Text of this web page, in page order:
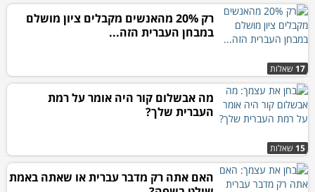
17 שאלות
רק 20% מהאנשים מקבלים ציון מושלם
במבחן העברית הזה...
15 שאלות
מה אבשלום קור היה אומר על רמת
העברית שלך?
האם אתה רק מדבר עברית או שאתה באמת